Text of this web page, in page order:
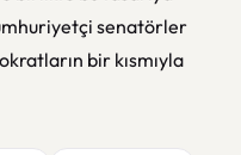
senatörler
bir kısmıyla